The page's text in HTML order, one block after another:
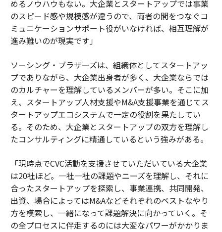
めるノウハウもない。大企業とスタートアップでは事業
のスピード感や規模感が違うので、両者の間をつなぐコ
ミュニケーションサポート役がいなければ、相互理解が
進み難いのが現実です」
ソーシング・ブラザーズは、組織体としてスタートアッ
プでありながら、大企業出身者が多く、大企業ならでは
のカルチャーを理解しているメンバーが多い。そこに加
え、スタートアップ人材支援やM&A支援事業を通じてス
タートアップエコシステムで一定の役割を果たしてい
る。そのため、大企業とスタートアップの双方を理解し
たコンサルティングに精通しているという強みがある。
「現時点でCVC活動を支援させていただいている大企業
は20社ほど。一社一社の課題やニーズを理解し、それに
合ったスタートアップを探索し、事業連携、共同開発、
出資、場合によってはM&Aなどそれぞれのベストなやり
方を模索し、一緒になって課題解決に向かっていく。そ
の全プロセスに伴走するのには大変なパワーがかかりま